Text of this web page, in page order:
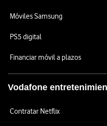
Móviles Samsung
PS5 digital
Financiar móvil a plazos
Vodafone
Contratar Netflix